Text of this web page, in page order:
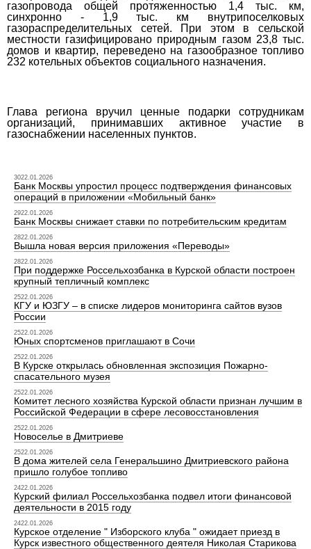
газопровода общей протяженностью 1,4 тыс. км,
синхронно - 1,9 тыс. км внутрипоселковых
газораспределительных сетей. При этом в сельской
местности газифицировано природным газом 23,8 тыс.
домов и квартир, переведено на газообразное топливо
232 котельных объектов социального назначения.
Глава региона вручил ценные подарки сотрудникам
организаций, принимавших активное участие в
газоснабжении населенных пунктов.
3022.01.2026
Банк Москвы упростил процесс подтверждения финансовых
операций в приложении «Мобильный банк»
2922.01.2026
Банк Москвы снижает ставки по потребительским кредитам
2822.01.2026
Вышла новая версия приложения «Переводы»
2822.01.2026
При поддержке Россельхозбанка в Курской области построен
крупный тепличный комплекс
2522.01.2026
КГУ и ЮЗГУ – в списке лидеров мониторинга сайтов вузов
России
2522.01.2026
Юных спортсменов приглашают в Сочи
2522.01.2026
В Курске открылась обновленная экспозиция Пожарно-
спасательного музея
2522.01.2026
Комитет лесного хозяйства Курской области признан лучшим в
Российской Федерации в сфере лесовосстановления
2522.01.2026
Новоселье в Дмитриеве
2522.01.2026
В дома жителей села Генеральшино Дмитриевского района
пришло голубое топливо
2422.01.2026
Курский филиал Россельхозбанка подвел итоги финансовой
деятельности в 2015 году
2422.01.2026
Курское отделение " Изборского клуба " ожидает приезд в
Курск известного общественного деятеля Николая Старикова